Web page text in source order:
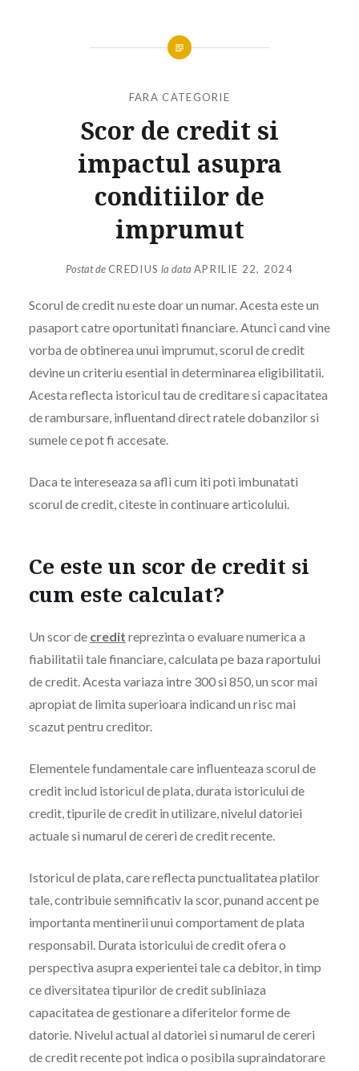
FARA CATEGORIE
Scor de credit si
impactul asupra
conditiilor de
imprumut
Postat de CREDIUS la dataAPRILIE 22, 2024
Scorul de credit nu este doar un numar. Acesta este un
pasaport catre oportunitati financiare. Atunci cand vine
vorba de obtinerea unui imprumut, scorul de credit
devine un criteriu esential in determinarea eligibilitatii.
Acesta reflecta istoricul tau de creditare si capacitatea
de rambursare, influentand direct ratele dobanzilor si
sumele ce pot fi accesate.
Daca te intereseaza sa afli cum iti poti imbunatati
scorul de credit, citeste in continuare articolului.
Ce este un scor de credit si
cum este calculat?
Un scor de credit reprezinta o evaluare numerica a
fiabilitatii tale financiare, calculata pe baza raportului
de credit. Acesta variaza intre 300 si 850, un scor mai
apropiat de limita superioara indicand un risc mai
scazut pentru creditor.
Elementele fundamentale care influenteaza scorul de
credit includ istoricul de plata, durata istoricului de
credit, tipurile de credit in utilizare, nivelul datoriei
actuale si numarul de cereri de credit recente.
Istoricul de plata, care reflecta punctualitatea platilor
tale, contribuie semnificativ la scor, punand accent pe
importanta mentinerii unui comportament de plata
responsabil. Durata istoricului de credit ofera o
perspectiva asupra experientei tale ca debitor, in timp
ce diversitatea tipurilor de credit subliniaza
capacitatea de gestionare a diferitelor forme de
datorie. Nivelul actual al datoriei si numarul de cereri
de credit recente pot indica o posibila supraindatorare